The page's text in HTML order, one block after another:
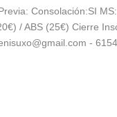
Consolación:SI
/ ABS (25€) Cierre
-